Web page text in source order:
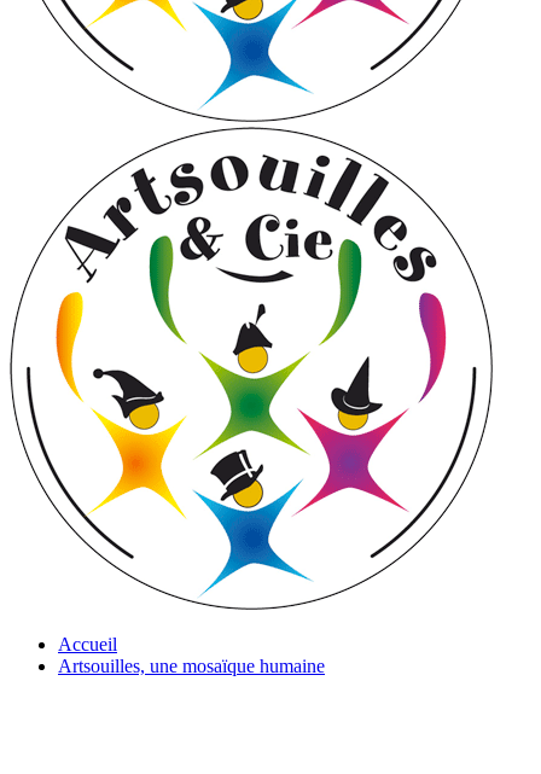
Accueil
Artsouilles, une mosaïque humaine